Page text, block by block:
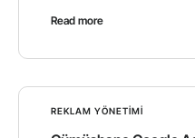
Read more
REKLAM YÖNETIMI